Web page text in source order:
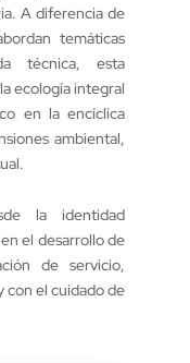
A diferencia de
temáticas
técnica, esta
ecología integral
en la encíclica
ambiental,
la identidad
el desarrollo de
de servicio,
con el cuidado de